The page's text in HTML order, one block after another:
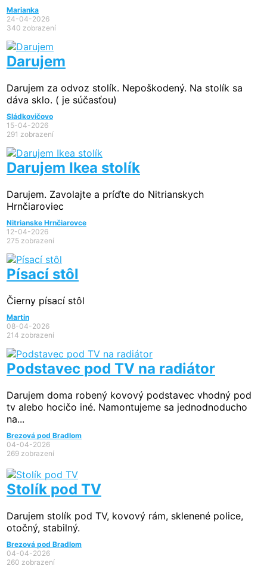
Marianka
24-04-2026
340 zobrazení
Darujem
Darujem za odvoz stolík. Nepoškodený. Na stolík sa
dáva sklo. ( je súčasťou)
Sládkovičovo
15-04-2026
291 zobrazení
Darujem Ikea stolík
Darujem. Zavolajte a príďte do Nitrianskych
Hrnčiaroviec
Nitrianske Hrnčiarovce
12-04-2026
275 zobrazení
Písací stôl
Čierny písací stôl
Martin
08-04-2026
214 zobrazení
Podstavec pod TV na radiátor
Darujem doma robený kovový podstavec vhodný pod
tv alebo hocičo iné. Namontujeme sa jednodnoducho
na...
Brezová pod Bradlom
04-04-2026
269 zobrazení
Stolík pod TV
Darujem stolík pod TV, kovový rám, sklenené police,
otočný, stabilný.
Brezová pod Bradlom
04-04-2026
260 zobrazení